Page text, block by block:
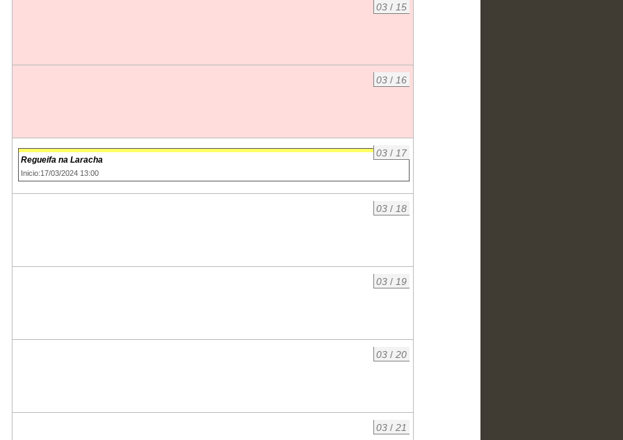
03 / 15
03 / 16
03 / 17
Regueifa na Laracha
Inicio:17/03/2024 13:00
03 / 18
03 / 19
03 / 20
03 / 21